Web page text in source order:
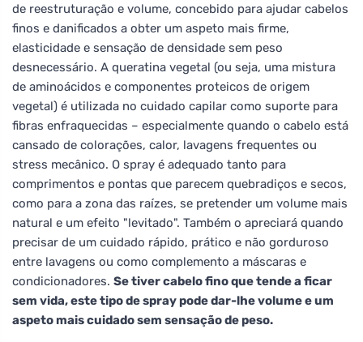
de reestruturação e volume, concebido para ajudar cabelos
finos e danificados a obter um aspeto mais firme,
elasticidade e sensação de densidade sem peso
desnecessário. A queratina vegetal (ou seja, uma mistura
de aminoácidos e componentes proteicos de origem
vegetal) é utilizada no cuidado capilar como suporte para
fibras enfraquecidas – especialmente quando o cabelo está
cansado de colorações, calor, lavagens frequentes ou
stress mecânico. O spray é adequado tanto para
comprimentos e pontas que parecem quebradiços e secos,
como para a zona das raízes, se pretender um volume mais
natural e um efeito "levitado". Também o apreciará quando
precisar de um cuidado rápido, prático e não gorduroso
entre lavagens ou como complemento a máscaras e
condicionadores. Se tiver cabelo fino que tende a ficar
sem vida, este tipo de spray pode dar-lhe volume e um
aspeto mais cuidado sem sensação de peso.